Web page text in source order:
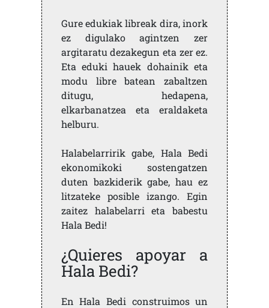
Gure edukiak libreak dira, inork
ez digulako agintzen zer
argitaratu dezakegun eta zer ez.
Eta eduki hauek dohainik eta
modu libre batean zabaltzen
ditugu, hedapena,
elkarbanatzea eta eraldaketa
helburu.
Halabelarririk gabe, Hala Bedi
ekonomikoki sostengatzen
duten bazkiderik gabe, hau ez
litzateke posible izango. Egin
zaitez halabelarri eta babestu
Hala Bedi!
¿Quieres apoyar a
Hala Bedi?
En Hala Bedi construimos un